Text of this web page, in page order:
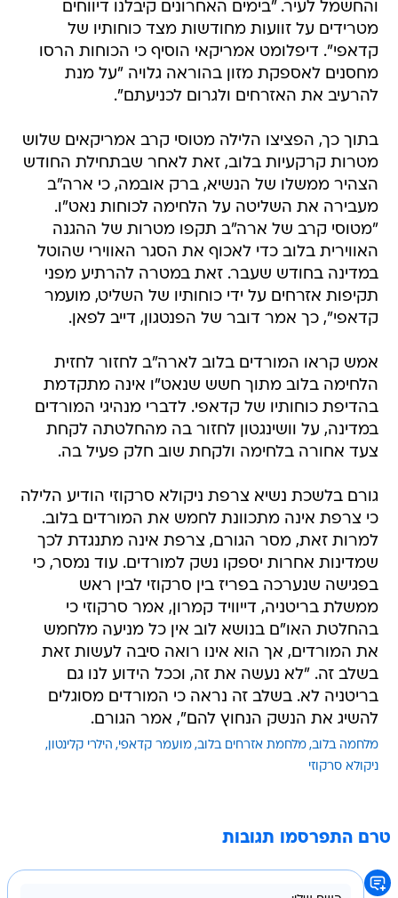
והחשמל לעיר. "בימים האחרונים קיבלנו דיווחים
מטרידים על זוועות מחודשות מצד כוחותיו של
קדאפי". דיפלומט אמריקאי הוסיף כי הכוחות הרסו
מחסנים לאספקת מזון בהוראה גלויה "על מנת
להרעיב את האזרחים ולגרום לכניעתם".
בתוך כך, הפציצו הלילה מטוסי קרב אמריקאים שלוש
מטרות קרקעיות בלוב, זאת לאחר שבתחילת החודש
הצהיר ממשלו של הנשיא, ברק אובמה, כי ארה"ב
מעבירה את השליטה על הלחימה לכוחות נאט"ו.
"מטוסי קרב של ארה"ב תקפו מטרות של ההגנה
האווירית בלוב כדי לאכוף את הסגר האווירי שהוטל
במדינה בחודש שעבר. זאת במטרה להרתיע מפני
תקיפות אזרחים על ידי כוחותיו של השליט, מועמר
קדאפי", כך אמר דובר של הפנטגון, דייב לפאן.
אמש קראו המורדים בלוב לארה"ב לחזור לחזית
הלחימה בלוב מתוך חשש שנאט"ו אינה מתקדמת
בהדיפת כוחותיו של קדאפי. לדברי מנהיגי המורדים
במדינה, על וושינגטון לחזור בה מהחלטתה לקחת
צעד אחורה בלחימה ולקחת שוב חלק פעיל בה.
גורם בלשכת נשיא צרפת ניקולא סרקוזי הודיע הלילה
כי צרפת אינה מתכוונת לחמש את המורדים בלוב.
למרות זאת, מסר הגורם, צרפת אינה מתנגדת לכך
שמדינות אחרות יספקו נשק למורדים. עוד נמסר, כי
בפגישה שנערכה בפריז בין סרקוזי לבין ראש
ממשלת בריטניה, דייוויד קמרון, אמר סרקוזי כי
בהחלטת האו"ם בנושא לוב אין כל מניעה מלחמש
את המורדים, אך הוא אינו רואה סיבה לעשות זאת
בשלב זה. "לא נעשה את זה, וככל הידוע לנו גם
בריטניה לא. בשלב זה נראה כי המורדים מסוגלים
להשיג את הנשק הנחוץ להם", אמר הגורם.
מלחמה בלוב מלחמת אזרחים בלוב מועמר קדאפי הילרי קלינטון
ניקולא סרקוזי
טרם התפרסמו תגובות